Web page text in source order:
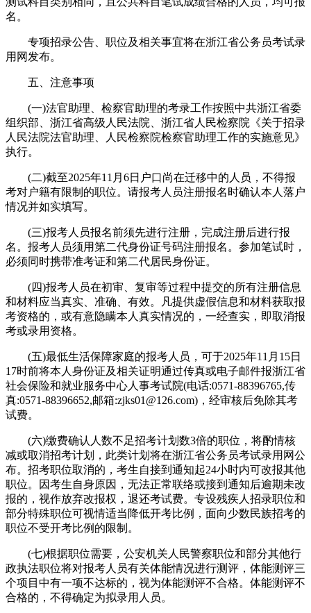
名。
专项招录公告、职位及相关事宜将在浙江省公务员考试录
用网发布。
五、注意事项
(一)法官助理、检察官助理的考录工作按照中共浙江省委
组织部、浙江省高级人民法院、浙江省人民检察院《关于招录
人民法院法官助理、人民检察院检察官助理工作的实施意见》
执行。
(二)截至2025年11月6日户口尚在迁移中的人员，不得报
考对户籍有限制的职位。请报考人员注册报名时确认本人落户
情况并如实填写。
(三)报考人员报名前须先进行注册，完成注册后进行报
名。报考人员须用第二代身份证号码注册报名。参加笔试时，
必须同时携带准考证和第二代居民身份证。
(四)报考人员在初审、复审等过程中提交的所有注册信息
和材料应当真实、准确、有效。凡提供虚假信息和材料获取报
考资格的，或有意隐瞒本人真实情况的，一经查实，即取消报
考或录用资格。
(五)最低生活保障家庭的报考人员，可于2025年11月15日
17时前将本人身份证及相关证明通过传真或电子邮件报浙江省
社会保险和就业服务中心人事考试院(电话:0571-88396765,传
真:0571-88396652,邮箱:zjks01@126.com)，经审核后免除其考
试费。
(六)缴费确认人数不足招考计划数3倍的职位，将酌情核
减或取消招考计划，此类计划将在浙江省公务员考试录用网公
布。招考职位取消的，考生自接到通知起24小时内可改报其他
职位。因考生自身原因，无法正常联络或接到通知后逾期未改
报的，视作放弃改报权，退还考试费。专设残疾人招录职位和
部分特殊职位可视情适当降低开考比例，面向少数民族招考的
职位不受开考比例的限制。
(七)根据职位需要，公安机关人民警察职位和部分其他行
政执法职位将对报考人员有关体能情况进行测评，体能测评三
个项目中有一项不达标的，视为体能测评不合格。体能测评不
合格的，不得确定为拟录用人员。